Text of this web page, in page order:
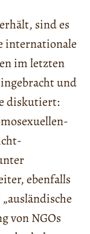
sind es
internationale
im letzten
und
diskutiert:
ebenfalls
von NGOs